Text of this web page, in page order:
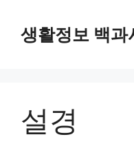
content생활정보 백과
설경